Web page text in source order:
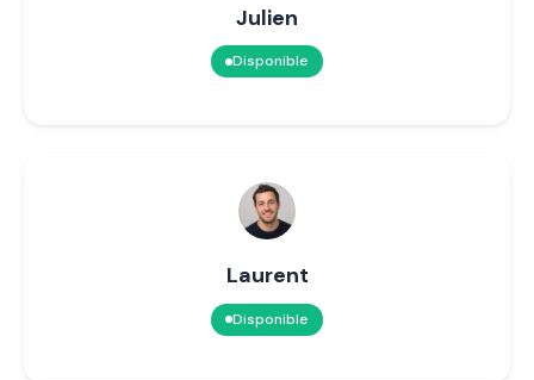
Julien
Disponible
Laurent
Disponible